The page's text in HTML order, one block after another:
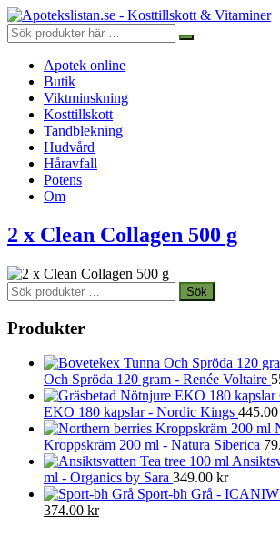
Apotek online
Butik
Viktminskning
Kosttillskott
Tandblekning
Hudvård
Håravfall
Potens
Om
2 x Clean Collagen 500 g
Sök
efter:
Sök
Produkter
Och Spröda 120 gram - Renée Voltaire
EKO 180 kapslar - Nordic Kings 445.00
Kroppskräm 200 ml - Natura Siberica
ml - Organics by Sara 349.00 kr
Sport-bh Grå -
Det
374.00 krDet